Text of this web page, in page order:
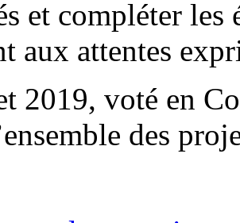
et compléter les
aux attentes
2019, voté en
des